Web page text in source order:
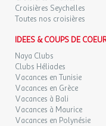
couverte 17m² + TV
spacieux avec une
Le logement comprend :
Réfrigérateur/
onde, cafetière,
Salon de jardin
SAM.
SEPT.
89 €/
DIM.
13
SEPT.
89 €
LUN.
14 89 €
Croisières Seychelles
Toutes nos croisières
IDEES & COUPS DE
Naya Clubs
Clubs Héliades
Vacances en Tunisie
Vacances en Grèce
Vacances à Bali
Vacances à Maurice
Vacances en Polynésie